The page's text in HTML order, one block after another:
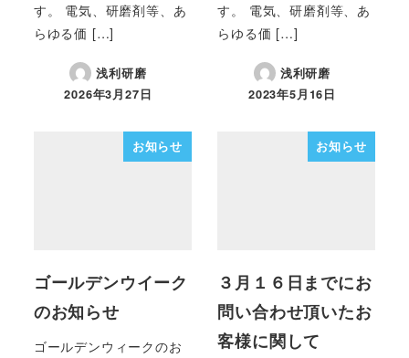
す。 電気、研磨剤等、あ
らゆる価 […]
浅利研磨
2026年3月27日
す。 電気、研磨剤等、あ
らゆる価 […]
浅利研磨
2023年5月16日
お知らせ
ゴールデンウイーク
のお知らせ
ゴールデンウィークのお
お知らせ
３月１６日までにお
問い合わせ頂いたお
客様に関して